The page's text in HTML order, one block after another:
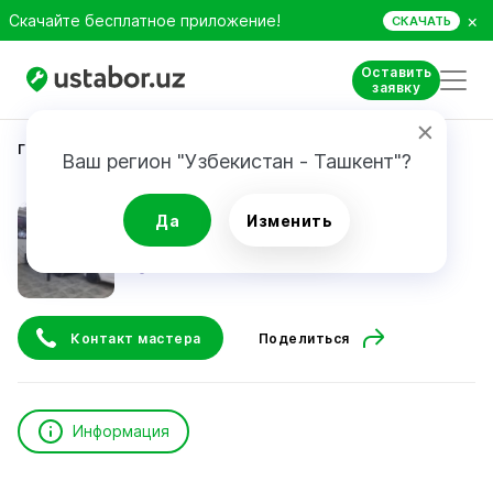
Скачайте бесплатное приложение! СКАЧАТЬ ×
Оставить
заявку
Ваш регион "Узбекистан - Ташкент"?
Да Изменить
Главная Автоуслуги и сервис
Umurzakov Umar
Контакт мастера Поделиться
Информация